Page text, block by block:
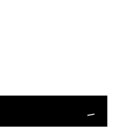
-